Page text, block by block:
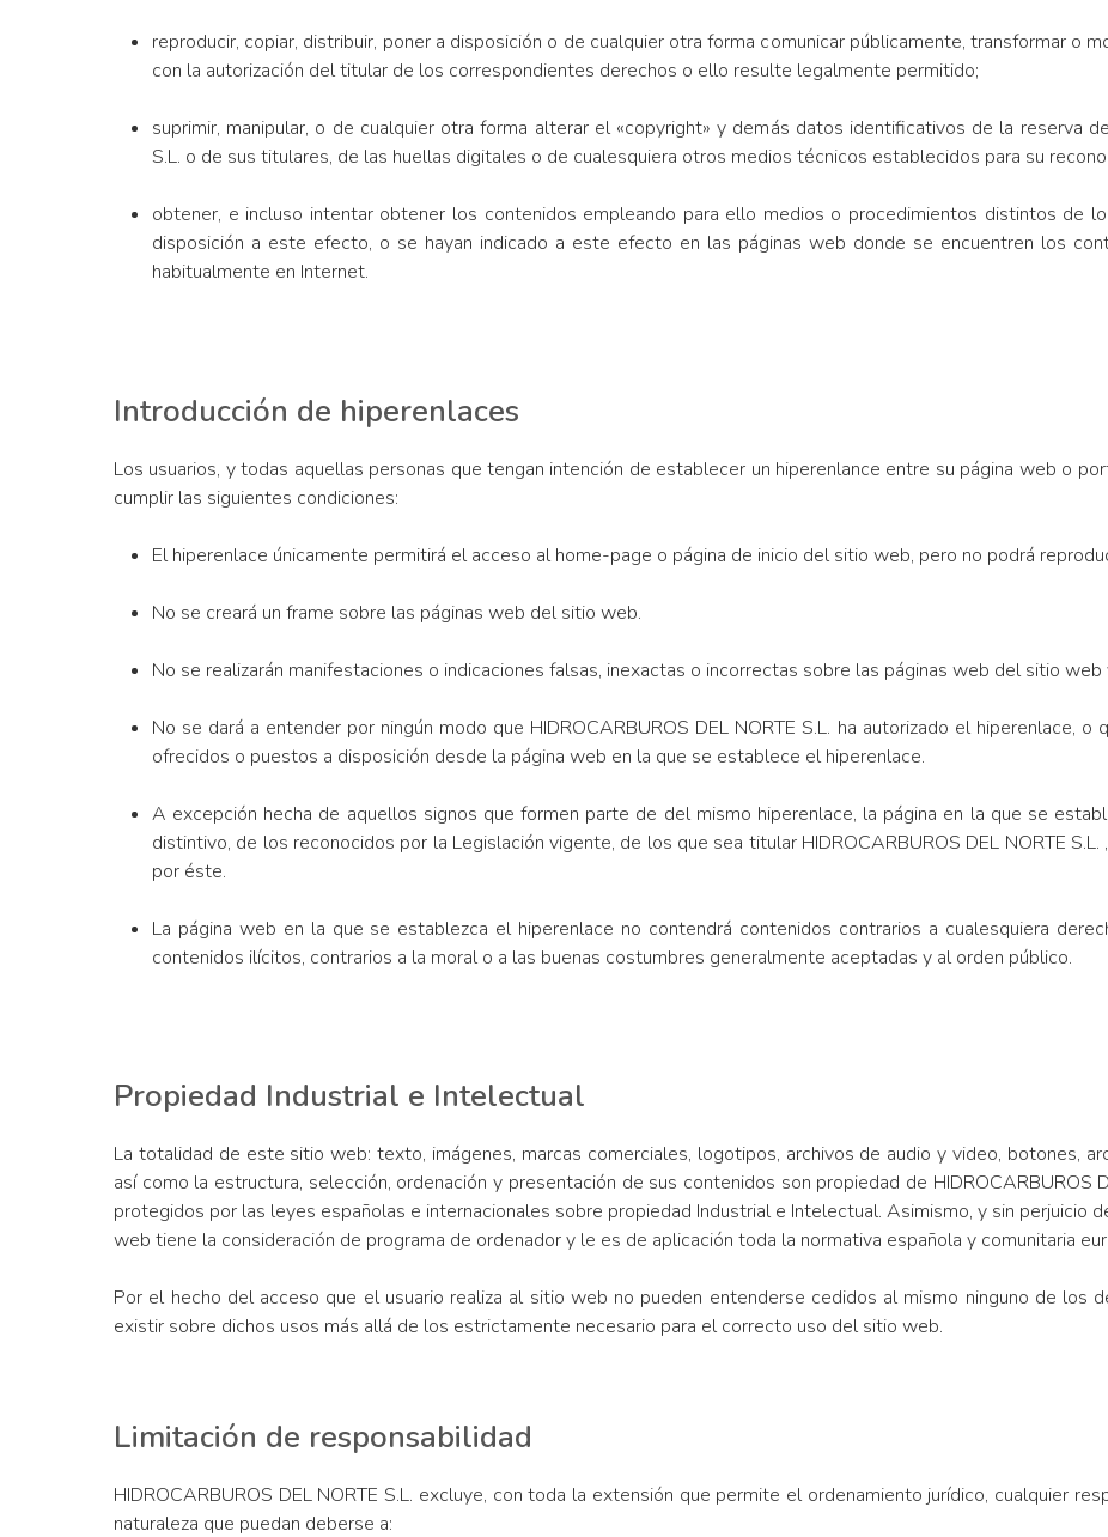
reproducir, copiar, distribuir, poner a disposición o de cualquier otra forma comunicar públicamente, transformar o
con la autorización del titular de los correspondientes derechos o ello resulte legalmente permitido;
suprimir, manipular, o de cualquier otra forma alterar el «copyright» y demás datos identificativos de la reserva
S.L. o de sus titulares, de las huellas digitales o de cualesquiera otros medios técnicos establecidos para su
obtener, e incluso intentar obtener los contenidos empleando para ello medios o procedimientos distintos de
disposición a este efecto, o se hayan indicado a este efecto en las páginas web donde se encuentren los
habitualmente en Internet.
Introducción de hiperenlaces
Los usuarios, y todas aquellas personas que tengan intención de establecer un hiperenlance entre su página web o
cumplir las siguientes condiciones:
El hiperenlace únicamente permitirá el acceso al home-page o página de inicio del sitio web, pero no podrá
No se creará un frame sobre las páginas web del sitio web.
No se realizarán manifestaciones o indicaciones falsas, inexactas o incorrectas sobre las páginas web del sitio
No se dará a entender por ningún modo que HIDROCARBUROS DEL NORTE S.L. ha autorizado el hiperenlace,
ofrecidos o puestos a disposición desde la página web en la que se establece el hiperenlace.
A excepción hecha de aquellos signos que formen parte de del mismo hiperenlace, la página en la que se
distintivo, de los reconocidos por la Legislación vigente, de los que sea titular HIDROCARBUROS DEL NORTE
por éste.
La página web en la que se establezca el hiperenlace no contendrá contenidos contrarios a cualesquiera
contenidos ilícitos, contrarios a la moral o a las buenas costumbres generalmente aceptadas y al orden público.
Propiedad Industrial e Intelectual
La totalidad de este sitio web: texto, imágenes, marcas comerciales, logotipos, archivos de audio y video, botones,
así como la estructura, selección, ordenación y presentación de sus contenidos son propiedad de HIDROCARBUROS
protegidos por las leyes españolas e internacionales sobre propiedad Industrial e Intelectual. Asimismo, y sin perjuicio
web tiene la consideración de programa de ordenador y le es de aplicación toda la normativa española y comunitaria
Por el hecho del acceso que el usuario realiza al sitio web no pueden entenderse cedidos al mismo ninguno de los
existir sobre dichos usos más allá de los estrictamente necesario para el correcto uso del sitio web.
Limitación de responsabilidad
HIDROCARBUROS DEL NORTE S.L. excluye, con toda la extensión que permite el ordenamiento jurídico, cualquier
naturaleza que puedan deberse a: